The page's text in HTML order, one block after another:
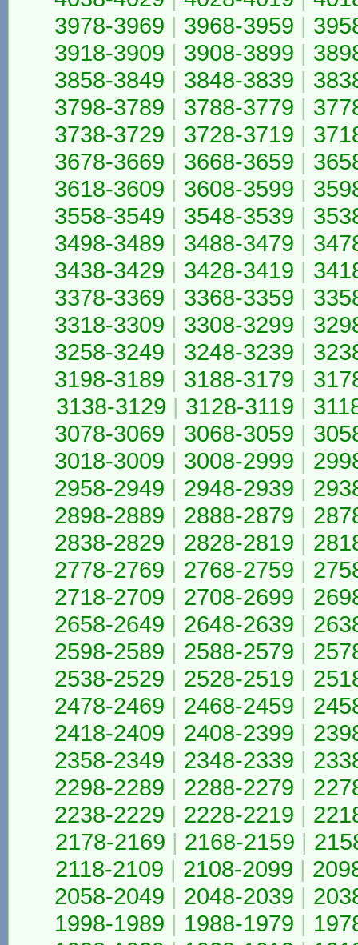
3978-3969 | 3968-3959 |
3918-3909 | 3908-3899 |
3858-3849 | 3848-3839 |
3798-3789 | 3788-3779 |
3738-3729 | 3728-3719 |
3678-3669 | 3668-3659 |
3618-3609 | 3608-3599 |
3558-3549 | 3548-3539 |
3498-3489 | 3488-3479 |
3438-3429 | 3428-3419 |
3378-3369 | 3368-3359 |
3318-3309 | 3308-3299 |
3258-3249 | 3248-3239 |
3198-3189 | 3188-3179 |
3138-3129 | 3128-3119 |
3078-3069 | 3068-3059 |
3018-3009 | 3008-2999 |
2958-2949 | 2948-2939 |
2898-2889 | 2888-2879 |
2838-2829 | 2828-2819 |
2778-2769 | 2768-2759 |
2718-2709 | 2708-2699 |
2658-2649 | 2648-2639 |
2598-2589 | 2588-2579 |
2538-2529 | 2528-2519 |
2478-2469 | 2468-2459 |
2418-2409 | 2408-2399 |
2358-2349 | 2348-2339 |
2298-2289 | 2288-2279 |
2238-2229 | 2228-2219 |
2178-2169 | 2168-2159 |
2118-2109 | 2108-2099 |
2058-2049 | 2048-2039 |
1998-1989 | 1988-1979 |